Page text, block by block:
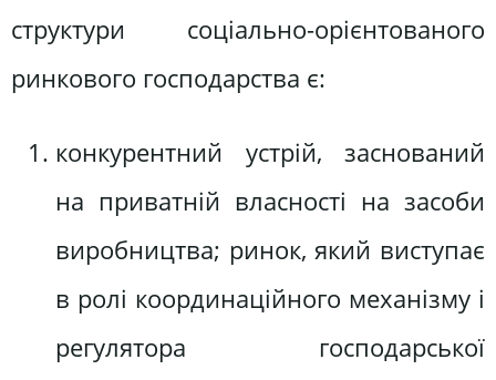
структури соціально-орієнтованого
ринкового господарства є:
конкурентний устрій, заснований
на приватній власності на засоби
виробництва; ринок, який виступає
в ролі координаційного механізму і
регулятора господарської